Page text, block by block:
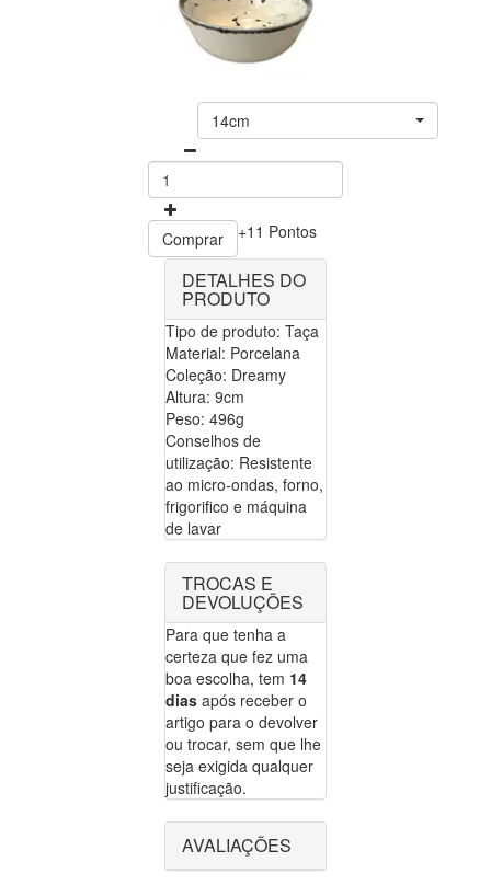
14cm
Comprar +11 Pontos
DETALHES DO
PRODUTO
Tipo de produto: Taça
Material: Porcelana
Coleção: Dreamy
Altura: 9cm
Peso: 496g
Conselhos de
utilização: Resistente
ao micro-ondas, forno,
frigorifico e máquina
de lavar
TROCAS E
DEVOLUÇÕES
Para que tenha a
certeza que fez uma
boa escolha, tem 14
dias após receber o
artigo para o devolver
ou trocar, sem que lhe
seja exigida qualquer
justificação.
AVALIAÇÕES